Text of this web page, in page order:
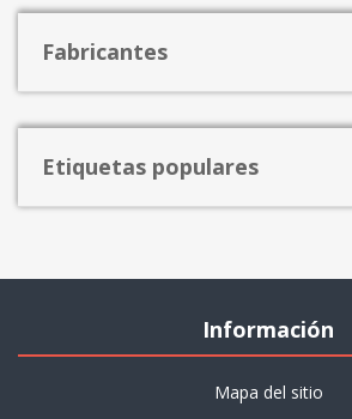
Fabricantes
Etiquetas populares
Información
Mapa del sitio